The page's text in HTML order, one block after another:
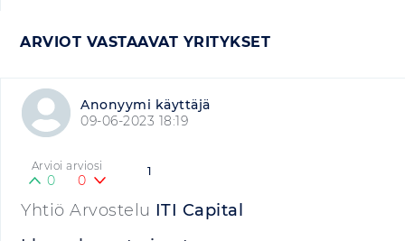
ARVIOT VASTAAVAT YRITYKSET
Anonyymi käyttäjä
09-06-2023 18:19
1
Arvioi arviosi
0 0
Yhtiö Arvostelu ITI Capital